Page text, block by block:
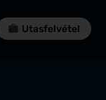
Utasfelvétel